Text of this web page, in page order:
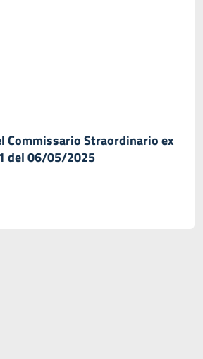
Commissario Straordinario ex
del 06/05/2025